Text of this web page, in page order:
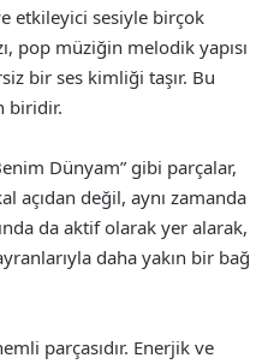
etkileyici sesiyle birçok
pop müziğin melodik yapısı
bir ses kimliği taşır. Bu
biridir.
Dünyam” gibi parçalar,
açıdan değil, aynı zamanda
da aktif olarak yer alarak,
daha yakın bir bağ
parçasıdır. Enerjik ve